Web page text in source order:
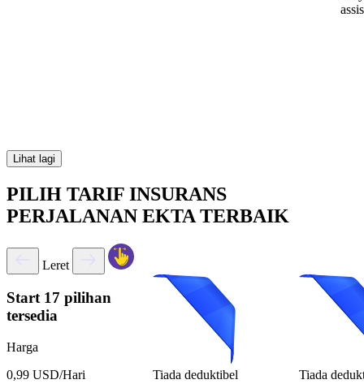
Lihat lagi
PILIH TARIF INSURANS
PERJALANAN EKTA TERBAIK
Leret
Start 17 pilihan
tersedia
Harga
0,99 USD/Hari
Tiada deduktibel Tiada